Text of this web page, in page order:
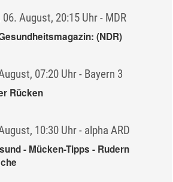
August, 20:15 Uhr - MDR
(NDR)
07:20 Uhr - Bayern 3
Rücken
10:30 Uhr - alpha ARD
- Mücken-Tipps - Rudern